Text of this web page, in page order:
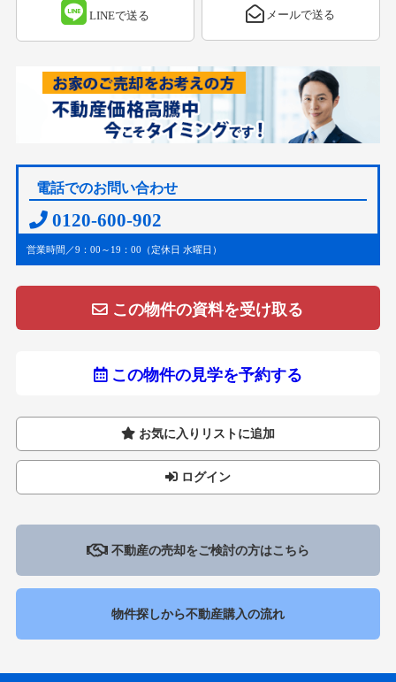
LINEで送る メールで送る
電話でのお問い合わせ
0120-600-902
営業時間／9：00～19：00（定休日 水曜日）
この物件の資料を受け取る
この物件の見学を予約する
お気に入りリストに追加
ログイン
不動産の売却をご検討の方はこちら
物件探しから不動産購入の流れ